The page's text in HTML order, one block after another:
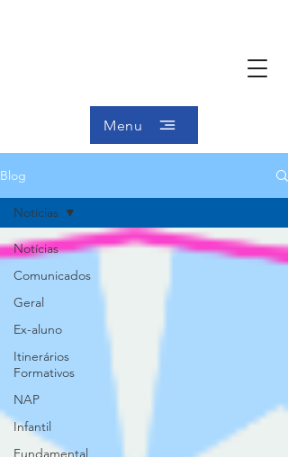
Menu
Blog
Notícias
Comunicados
Geral
Ex-aluno
Itinerários
Formativos
NAP
Infantil
Fundamental
Notícias